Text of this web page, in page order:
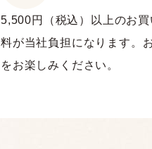
5,500円（税込）以上のお
料が当社負担になります。
をお楽しみください。